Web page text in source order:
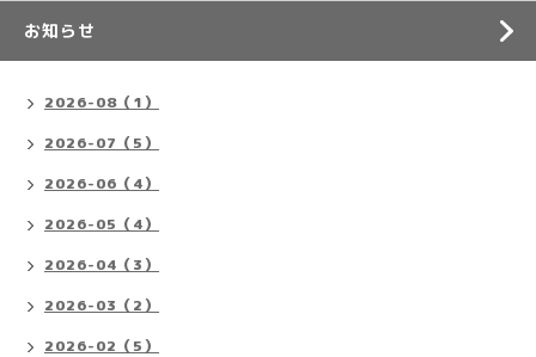
お知らせ
2026-08（1）
2026-07（5）
2026-06（4）
2026-05（4）
2026-04（3）
2026-03（2）
2026-02（5）